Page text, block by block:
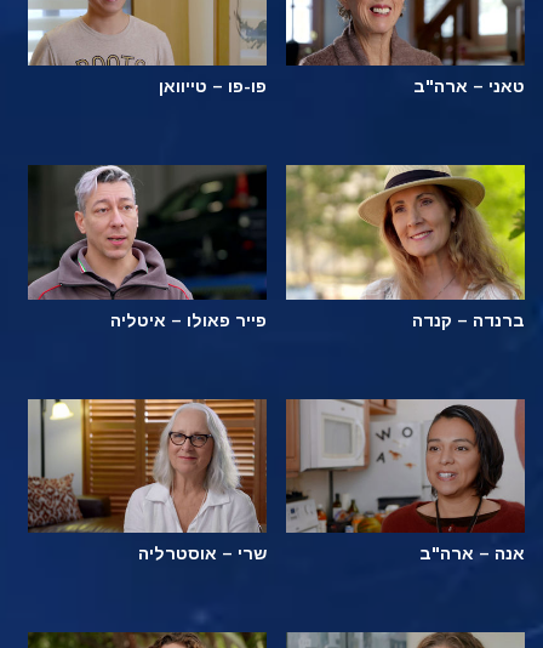
טאני – ארה"ב פו-פו – טייוואן
ברנדה – קנדה פייר פאולו – איטליה
אנה – ארה"ב שרי – אוסטרליה